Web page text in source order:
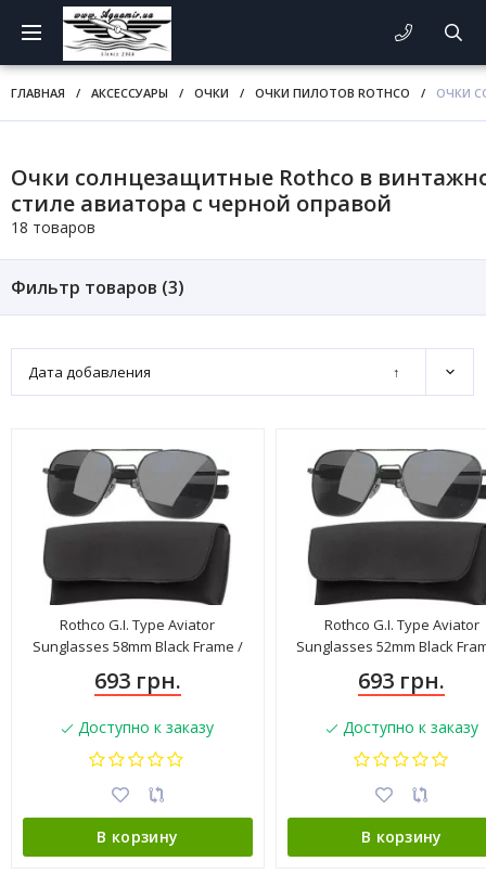
ГЛАВНАЯ / АКСЕССУАРЫ / ОЧКИ / ОЧКИ ПИЛОТОВ ROTHCO / ОЧКИ
Очки солнцезащитные Rothco в
стиле авиатора с черной оправой
18 товаров
Фильтр товаров (3)
Дата добавления ↑
Rothco G.I. Type Aviator
Sunglasses 58mm Black Frame /
693 грн.
Доступно к заказу
В корзину
Rothco G.I. Type Aviator
Sunglasses 52mm Black
693 грн.
Доступно к заказу
В корзину